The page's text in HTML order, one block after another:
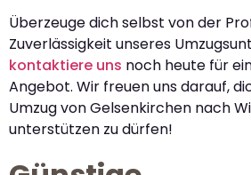
Überzeuge dich selbst von der
Zuverlässigkeit unseres
kontaktiere uns noch heute für
Angebot. Wir freuen uns darauf,
Umzug von Gelsenkirchen nach
unterstützen zu dürfen!